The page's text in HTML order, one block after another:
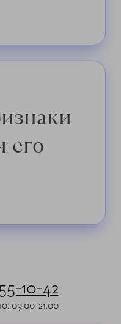
его
10-42
09.00-21.00